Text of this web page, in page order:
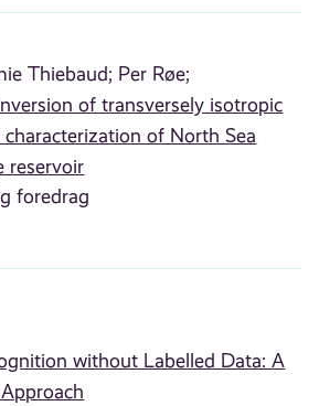
Thiebaud; Per Røe;
of transversely isotropic
of North Sea
reservoir
foredrag
without Labelled Data: A